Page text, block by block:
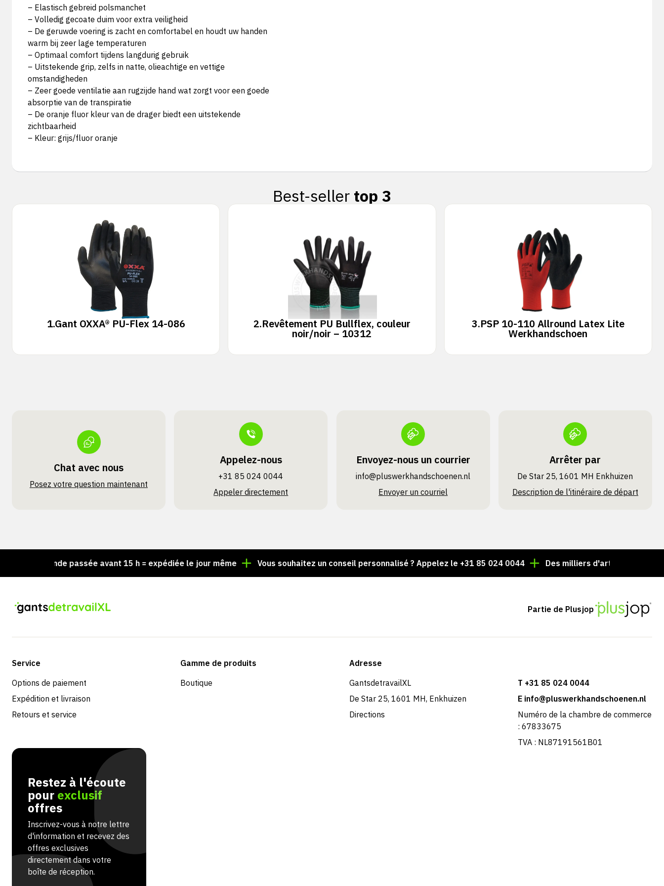
– Elastisch gebreid polsmanchet
– Volledig gecoate duim voor extra veiligheid
– De geruwde voering is zacht en comfortabel en houdt uw handen
warm bij zeer lage temperaturen
– Optimaal comfort tijdens langdurig gebruik
– Uitstekende grip, zelfs in natte, olieachtige en vettige
omstandigheden
– Zeer goede ventilatie aan rugzijde hand wat zorgt voor een goede
absorptie van de transpiratie
– De oranje fluor kleur van de drager biedt een uitstekende
zichtbaarheid
– Kleur: grijs/fluor oranje
Best-seller top 3
1.Gant OXXA® PU-Flex 14-086 2.Revêtement PU Bullflex, couleur
noir/noir – 10312
3.PSP 10-110 Allround Latex Lite
Werkhandschoen
Chat avec nous
Posez votre question maintenant
Appelez-nous
+31 85 024 0044
Appeler directement
Envoyez-nous un courrier
info@pluswerk­handschoenen.nl
Envoyer un courriel
Arrêter par
De Star 25, 1601 MH Enkhuizen
Description de l'itinéraire de départ
passée avant 15 h = expédiée le jour même Vous souhaitez un conseil personnalisé ? Appelez le +31 85 024 0044 Des milliers d'articles toujours en
Partie de Plusjop
Service
Options de paiement
Expédition et livraison
Retours et service
Gamme de produits
Boutique
Adresse
GantsdetravailXL
De Star 25, 1601 MH, Enkhuizen
Directions
T +31 85 024 0044
E info@pluswerkhandschoenen.nl
Numéro de la chambre de commerce
: 67833675
TVA : NL87191561B01
Restez à l'écoute
pour exclusif
offres
Inscrivez-vous à notre lettre
d'information et recevez des
offres exclusives
directement dans votre
boîte de réception.